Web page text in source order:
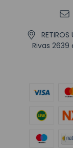
Rivas